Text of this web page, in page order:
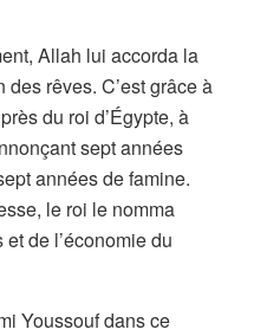
Allah lui accorda la
des rêves. C’est grâce à
du roi d’Égypte, à
sept années
années de famine.
le roi le nomma
de l’économie du
Youssouf dans ce